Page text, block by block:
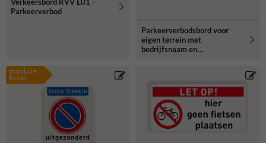
Parkeerverbod
Parkeerverbodsbord voor
eigen terrein met
bedrijfsnaam en
populaire
keuze